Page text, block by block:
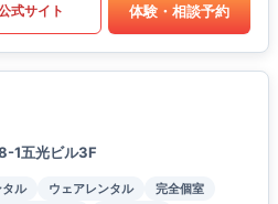
式サイト 体験・相談予約
1五光ビル3F
ル ウェアレンタル
完全個室